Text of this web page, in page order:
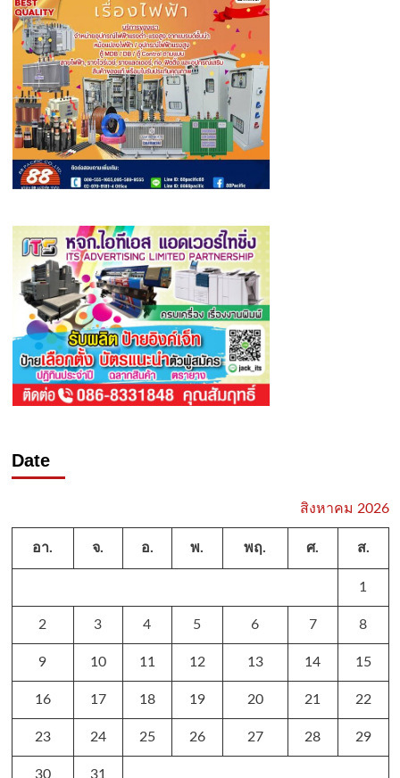
Date
สิงหาคม 2026
อา. จ. อ. พ. พฤ. ศ. ส.
1
2 3 4 5 6 7 8
9 10 11 12 13 14 15
16 17 18 19 20 21 22
23 24 25 26 27 28 29
30 31